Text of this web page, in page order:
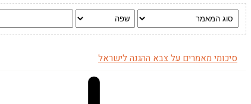
סיכומי מאמרים על צבא ההגנה לישראל